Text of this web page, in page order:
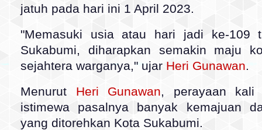
jatuh pada hari ini 1 April 2023.
"Memasuki usia atau hari jadi ke-109
Sukabumi, diharapkan semakin maju
sejahtera warganya," ujar Heri Gunawan.
Menurut Heri Gunawan, perayaan kali
istimewa pasalnya banyak kemajuan
yang ditorehkan Kota Sukabumi.